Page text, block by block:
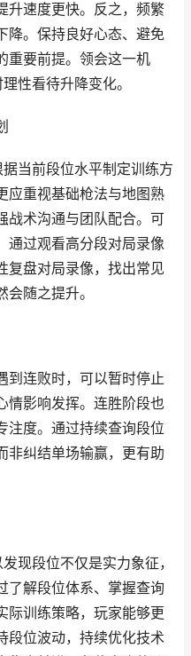
升速度更快。反之，频繁
降。保持良好心态、避免
重要前提。领会这一机
性看待升降变化。
当前段位水平制定训练方
应重视基础枪法与地图熟
战术沟通与团队配合。可
通过观看高分段对局录像
复盘对局录像，找出常见
随之提升。
到连败时，可以暂时停止
情影响发挥。连胜阶段也
注度。通过持续查询段位
非纠结单场输赢，更有助
现段位不仅是实力象征，
了解段位体系、掌握查询
际训练策略，玩家能够更
段位波动，持续优化技术